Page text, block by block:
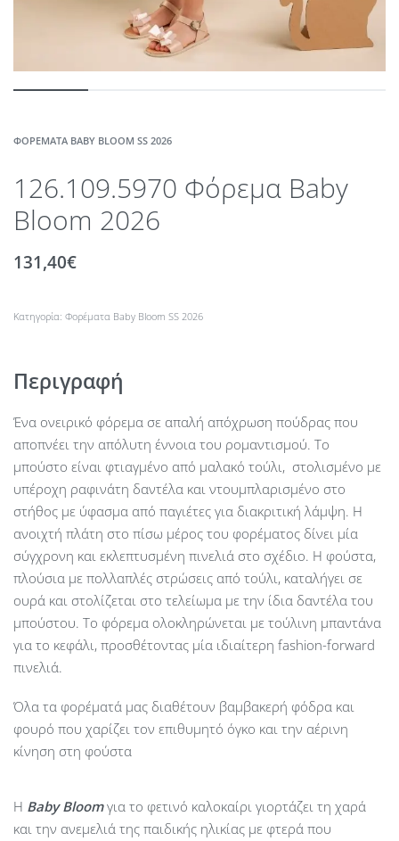
ΦΟΡΈΜΑΤΑ BABY BLOOM SS 2026
126.109.5970 Φόρεμα Baby
Bloom 2026
131,40€
Κατηγορία: Φορέματα Baby Bloom SS 2026
Περιγραφή
Ένα ονειρικό φόρεμα σε απαλή απόχρωση πούδρας που
αποπνέει την απόλυτη έννοια του ρομαντισμού. Το
μπούστο είναι φτιαγμένο από μαλακό τούλι, στολισμένο με
υπέροχη ραφινάτη δαντέλα και ντουμπλαρισμένο στο
στήθος με ύφασμα από παγιέτες για διακριτική λάμψη. Η
ανοιχτή πλάτη στο πίσω μέρος του φορέματος δίνει μία
σύγχρονη και εκλεπτυσμένη πινελιά στο σχέδιο. Η φούστα,
πλούσια με πολλαπλές στρώσεις από τούλι, καταλήγει σε
ουρά και στολίζεται στο τελείωμα με την ίδια δαντέλα του
μπούστου. Το φόρεμα ολοκληρώνεται με τούλινη μπαντάνα
για το κεφάλι, προσθέτοντας μία ιδιαίτερη fashion-forward
πινελιά.
Όλα τα φορέματά μας διαθέτουν βαμβακερή φόδρα και
φουρό που χαρίζει τον επιθυμητό όγκο και την αέρινη
κίνηση στη φούστα
Η Baby Bloom για το φετινό καλοκαίρι γιορτάζει τη χαρά
και την ανεμελιά της παιδικής ηλικίας με φτερά που